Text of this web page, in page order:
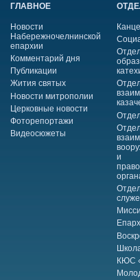
ГЛАВНОЕ
Новости
Набережночелнинской
епархии
Комментарий дня
Публикации
Жития святых
Новости митрополии
Церковные новости
Фоторепортажи
Видеосюжеты
и
КЮС